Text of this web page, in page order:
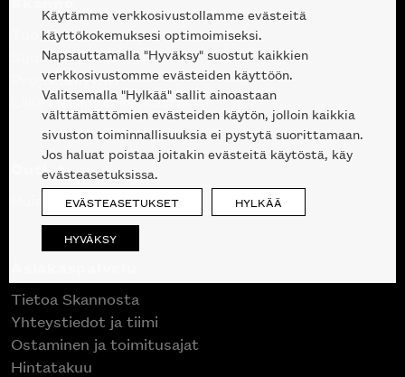
Tuotteet
Suunnittelupalvelu
Projektimyynti
Liike Helsingin keskustassa
Outlet
Poistuvat mallikappaleet
Tietoa Skannosta
Yhteystiedot ja tiimi
Ostaminen ja toimitusajat
Hintatakuu
Käytämme verkkosivustollamme evästeitä
käyttökokemuksesi optimoimiseksi.
Napsauttamalla "Hyväksy" suostut kaikkien
verkkosivustomme evästeiden käyttöön.
Valitsemalla "Hylkää" sallit ainoastaan
välttämättömien evästeiden käytön, jolloin kaikkia
sivuston toiminnallisuuksia ei pystytä suorittamaan.
Jos haluat poistaa joitakin evästeitä käytöstä, käy
evästeasetuksissa.
EVÄSTEASETUKSET HYLKÄÄ
HYVÄKSY